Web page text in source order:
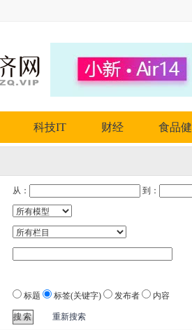
科技IT 财经 食品
从： 到：
标题 标签(关键字) 发布者 内容
重新搜索